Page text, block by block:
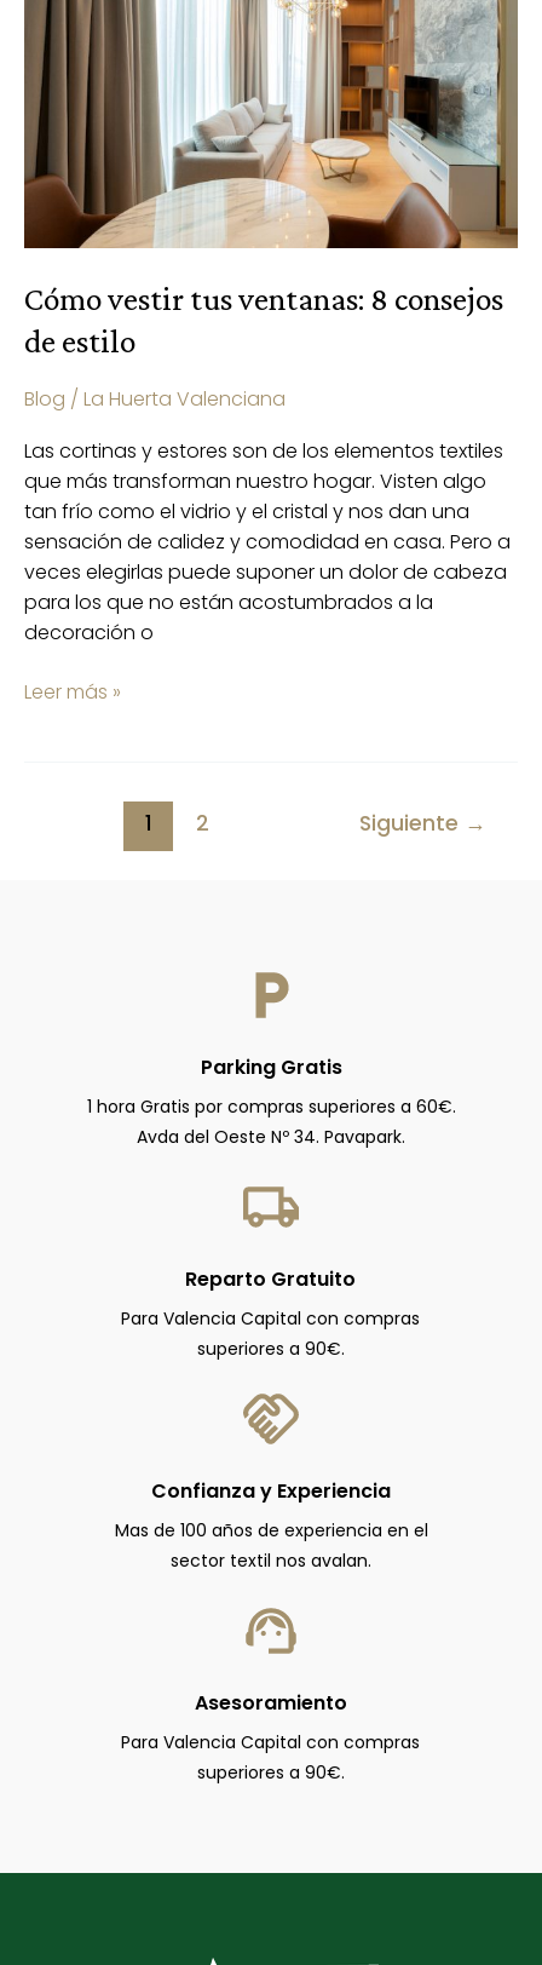
Cómo vestir tus ventanas: 8 consejos
de estilo
Blog / La Huerta Valenciana
Las cortinas y estores son de los elementos textiles
que más transforman nuestro hogar. Visten algo
tan frío como el vidrio y el cristal y nos dan una
sensación de calidez y comodidad en casa. Pero a
veces elegirlas puede suponer un dolor de cabeza
para los que no están acostumbrados a la
decoración o
consejos
de
estilo
Leer más »
1 2 Siguiente →
Parking Gratis
1 hora Gratis por compras superiores a 60€.
Avda del Oeste Nº 34. Pavapark.
Reparto Gratuito
Para Valencia Capital con compras
superiores a 90€.
Confianza y Experiencia
Mas de 100 años de experiencia en el
sector textil nos avalan.
Asesoramiento
Para Valencia Capital con compras
superiores a 90€.